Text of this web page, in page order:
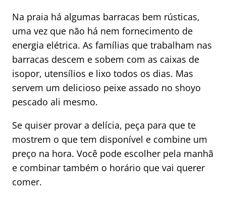
Na praia há algumas barracas bem rústicas,
uma vez que não há nem fornecimento de
energia elétrica. As famílias que trabalham nas
barracas descem e sobem com as caixas de
isopor, utensílios e lixo todos os dias. Mas
servem um delicioso peixe assado no shoyo
pescado ali mesmo.
Se quiser provar a delícia, peça para que te
mostrem o que tem disponível e combine um
preço na hora. Você pode escolher pela manhã
e combinar também o horário que vai querer
comer.